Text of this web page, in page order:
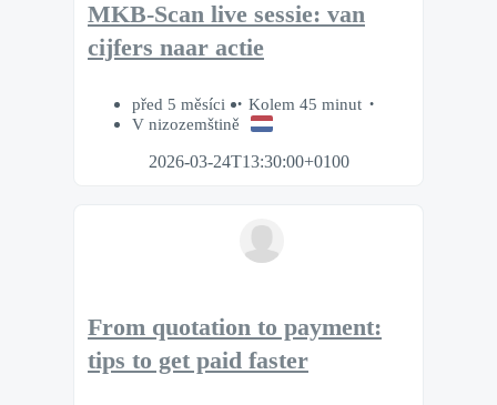
MKB-Scan live sessie: van
cijfers naar actie
před 5 měsíci
Kolem 45 minut
V nizozemštině
2026-03-24T13:30:00+0100
From quotation to payment:
tips to get paid faster